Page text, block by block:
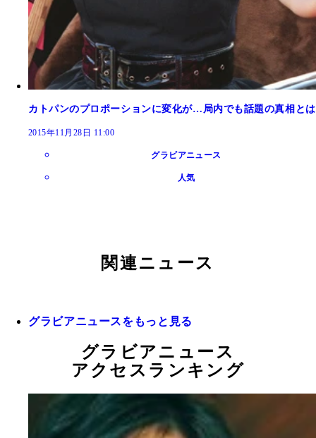
カトパンのプロポーションに変化が…局内でも話題の真相とは
2015年11月28日 11:00
グラビアニュース
人気
関連ニュース
グラビアニュースをもっと見る
グラビアニュース
アクセスランキング